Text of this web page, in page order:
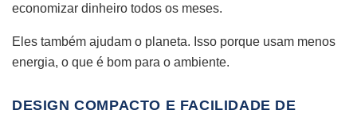
economizar dinheiro todos os meses.
Eles também ajudam o planeta. Isso porque usam menos
energia, o que é bom para o ambiente.
DESIGN COMPACTO E FACILIDADE DE